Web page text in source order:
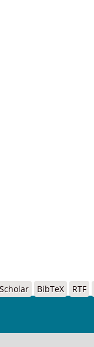
BibTeX RTF